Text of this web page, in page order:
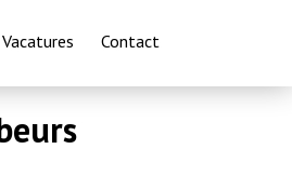
Vacatures Contact